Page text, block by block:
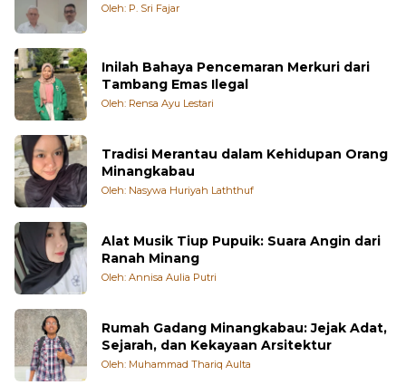
Oleh: P. Sri Fajar
Inilah Bahaya Pencemaran Merkuri dari
Tambang Emas Ilegal
Oleh: Rensa Ayu Lestari
Tradisi Merantau dalam Kehidupan Orang
Minangkabau
Oleh: Nasywa Huriyah Laththuf
Alat Musik Tiup Pupuik: Suara Angin dari
Ranah Minang
Oleh: Annisa Aulia Putri
Rumah Gadang Minangkabau: Jejak Adat,
Sejarah, dan Kekayaan Arsitektur
Oleh: Muhammad Thariq Aulta